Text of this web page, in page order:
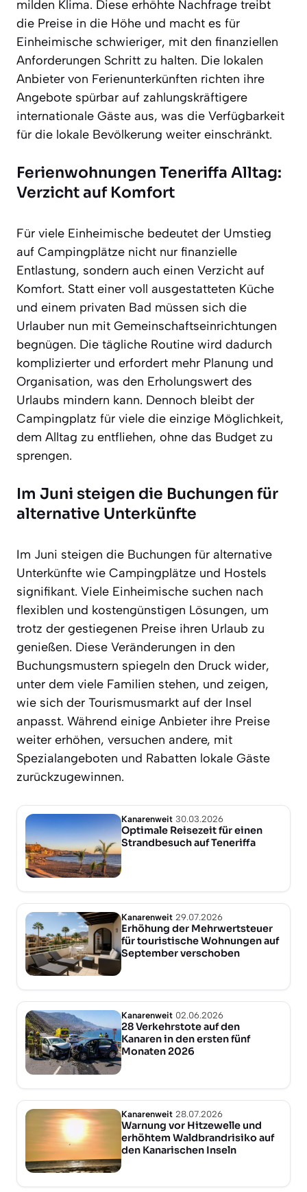
milden Klima. Diese erhöhte Nachfrage treibt
die Preise in die Höhe und macht es für
Einheimische schwieriger, mit den finanziellen
Anforderungen Schritt zu halten. Die lokalen
Anbieter von Ferienunterkünften richten ihre
Angebote spürbar auf zahlungskräftigere
internationale Gäste aus, was die Verfügbarkeit
für die lokale Bevölkerung weiter einschränkt.
Ferienwohnungen Teneriffa Alltag:
Verzicht auf Komfort
Für viele Einheimische bedeutet der Umstieg
auf Campingplätze nicht nur finanzielle
Entlastung, sondern auch einen Verzicht auf
Komfort. Statt einer voll ausgestatteten Küche
und einem privaten Bad müssen sich die
Urlauber nun mit Gemeinschaftseinrichtungen
begnügen. Die tägliche Routine wird dadurch
komplizierter und erfordert mehr Planung und
Organisation, was den Erholungswert des
Urlaubs mindern kann. Dennoch bleibt der
Campingplatz für viele die einzige Möglichkeit,
dem Alltag zu entfliehen, ohne das Budget zu
sprengen.
Im Juni steigen die Buchungen für
alternative Unterkünfte
Im Juni steigen die Buchungen für alternative
Unterkünfte wie Campingplätze und Hostels
signifikant. Viele Einheimische suchen nach
flexiblen und kostengünstigen Lösungen, um
trotz der gestiegenen Preise ihren Urlaub zu
genießen. Diese Veränderungen in den
Buchungsmustern spiegeln den Druck wider,
unter dem viele Familien stehen, und zeigen,
wie sich der Tourismusmarkt auf der Insel
anpasst. Während einige Anbieter ihre Preise
weiter erhöhen, versuchen andere, mit
Spezialangeboten und Rabatten lokale Gäste
zurückzugewinnen.
Kanarenweit 30.03.2026
Optimale Reisezeit für einen
Strandbesuch auf Teneriffa
Kanarenweit 29.07.2026
Erhöhung der Mehrwertsteuer
für touristische Wohnungen auf
September verschoben
Kanarenweit 02.06.2026
28 Verkehrstote auf den
Kanaren in den ersten fünf
Monaten 2026
Kanarenweit 28.07.2026
Warnung vor Hitzewelle und
erhöhtem Waldbrandrisiko auf
den Kanarischen Inseln